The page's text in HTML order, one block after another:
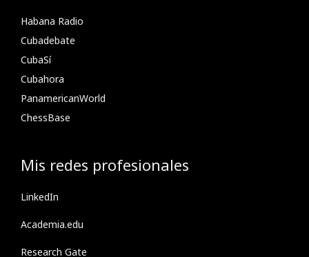
Habana Radio
Cubadebate
CubaSí
Cubahora
PanamericanWorld
ChessBase
Mis redes profesionales
LinkedIn
Academia.edu
Research Gate